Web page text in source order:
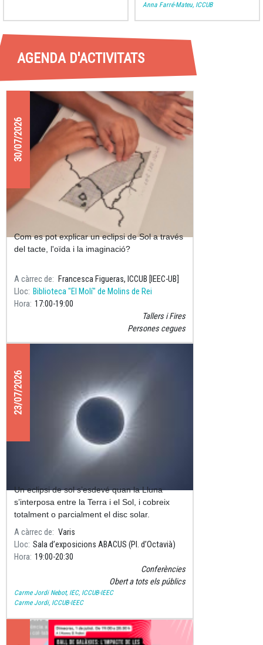
Anna Farré-Mateu, ICCUB
AGENDA D'ACTIVITATS
30/07/2026
Descobrim l'eclipsi de Sol amb tots
Com es pot explicar un eclipsi de Sol a través
del tacte, l'oïda i la imaginació?
A càrrec de
Francesca Figueras, ICCUB [IEEC-UB]
Lloc Biblioteca "El Molí" de Molins de Rei
Hora 17:00 19:00
Tallers i Fires
Persones cegues
23/07/2026
CONFERÈNCIA “L’eclipsi del segle”
Un eclipsi de sol s’esdevé quan la Lluna
s’interposa entre la Terra i el Sol, i cobreix
totalment o parcialment el disc solar.
A càrrec de
Varis
Lloc Sala d’exposicions ABACUS (Pl. d’Octavià)
Hora 19:00 20:30
Conferències
Obert a tots els públics
Carme Jordi Nebot, IEC, ICCUB-IEEC
Carme Jordi, ICCUB-IEEC